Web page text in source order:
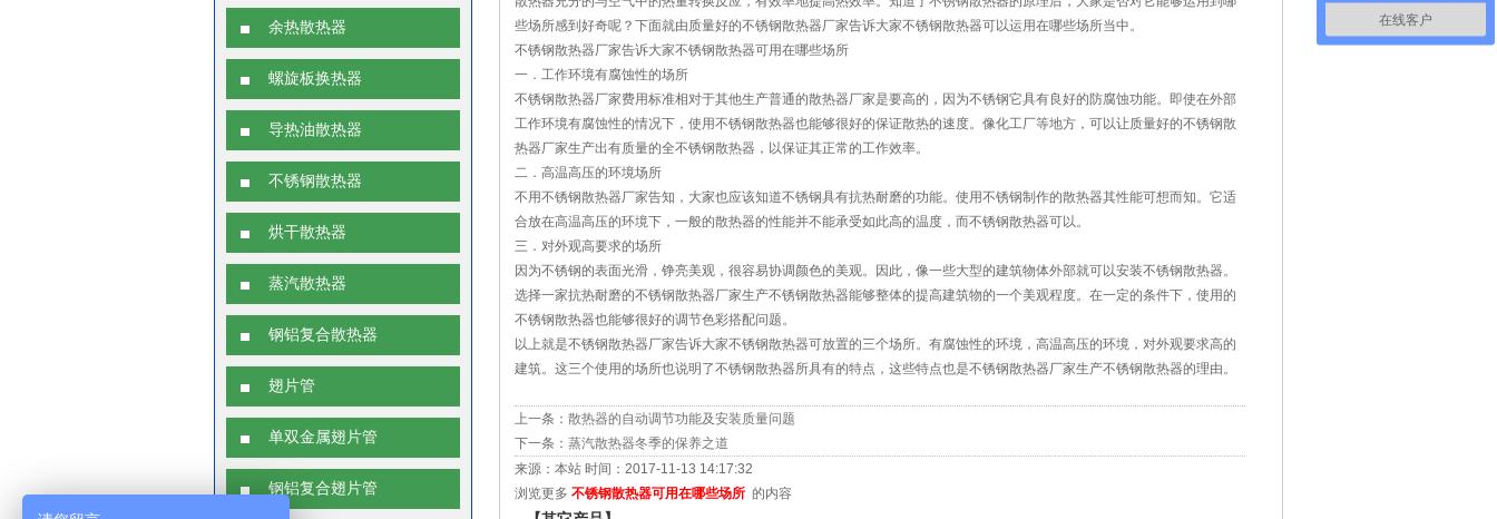
余热散热器
螺旋板换热器
导热油散热器
不锈钢散热器
烘干散热器
蒸汽散热器
钢铝复合散热器
翅片管
单双金属翅片管
钢铝复合翅片管
些场所感到好奇呢？下面就由质量好的不锈钢散热器厂家告诉大家不锈钢散热器可以运用在哪些场所当中。
不锈钢散热器厂家告诉大家不锈钢散热器可用在哪些场所
一．工作环境有腐蚀性的场所
不锈钢散热器厂家费用标准相对于其他生产普通的散热器厂家是要高的，因为不锈钢它具有良好的防腐蚀功能。即使在外部
工作环境有腐蚀性的情况下，使用不锈钢散热器也能够很好的保证散热的速度。像化工厂等地方，可以让质量好的不锈钢散
热器厂家生产出有质量的全不锈钢散热器，以保证其正常的工作效率。
二．高温高压的环境场所
不用不锈钢散热器厂家告知，大家也应该知道不锈钢具有抗热耐磨的功能。使用不锈钢制作的散热器其性能可想而知。它适
合放在高温高压的环境下，一般的散热器的性能并不能承受如此高的温度，而不锈钢散热器可以。
三．对外观高要求的场所
因为不锈钢的表面光滑，铮亮美观，很容易协调颜色的美观。因此，像一些大型的建筑物体外部就可以安装不锈钢散热器。
选择一家抗热耐磨的不锈钢散热器厂家生产不锈钢散热器能够整体的提高建筑物的一个美观程度。在一定的条件下，使用的
不锈钢散热器也能够很好的调节色彩搭配问题。
以上就是不锈钢散热器厂家告诉大家不锈钢散热器可放置的三个场所。有腐蚀性的环境，高温高压的环境，对外观要求高的
建筑。这三个使用的场所也说明了不锈钢散热器所具有的特点，这些特点也是不锈钢散热器厂家生产不锈钢散热器的理由。
上一条： 散热器的自动调节功能及安装质量问题
下一条： 蒸汽散热器冬季的保养之道
来源：本站 时间：2017-11-13 14:17:32
浏览更多 不锈钢散热器可用在哪些场所的内容
在线客户